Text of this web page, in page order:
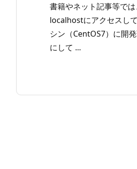
書籍やネット記事等で
localhostにアクセスし
シン（CentOS7）に開
にして ...